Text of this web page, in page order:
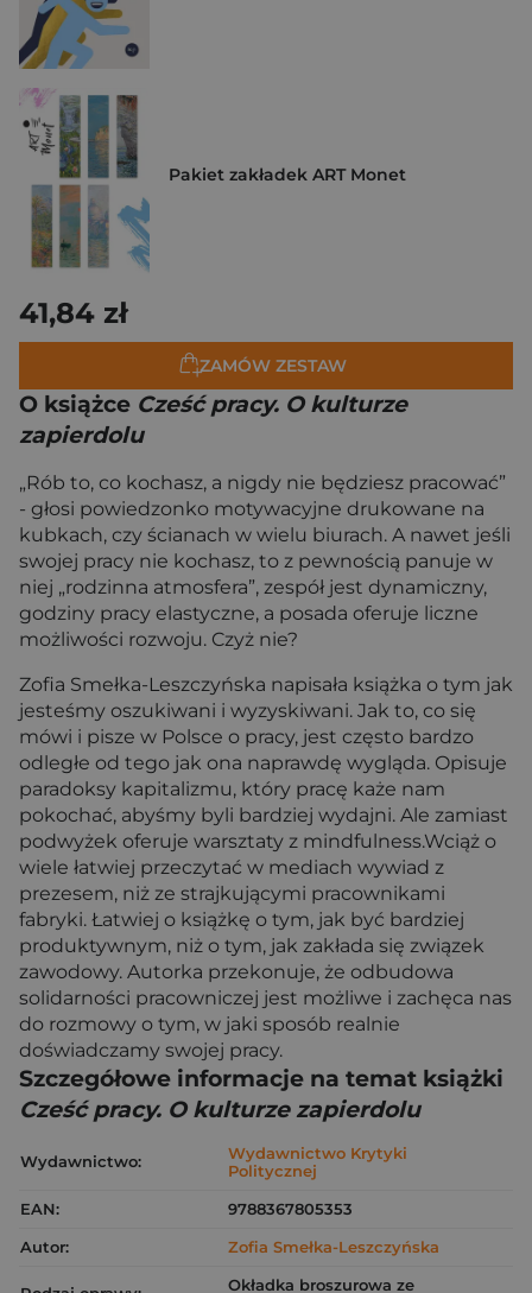
Pakiet zakładek ART Monet
41,84 zł
ZAMÓW ZESTAW
O książce Cześć pracy. O kulturze
zapierdolu
„Rób to, co kochasz, a nigdy nie będziesz pracować”
- głosi powiedzonko motywacyjne drukowane na
kubkach, czy ścianach w wielu biurach. A nawet jeśli
swojej pracy nie kochasz, to z pewnością panuje w
niej „rodzinna atmosfera”, zespół jest dynamiczny,
godziny pracy elastyczne, a posada oferuje liczne
możliwości rozwoju. Czyż nie?
Zofia Smełka-Leszczyńska napisała książka o tym jak
jesteśmy oszukiwani i wyzyskiwani. Jak to, co się
mówi i pisze w Polsce o pracy, jest często bardzo
odległe od tego jak ona naprawdę wygląda. Opisuje
paradoksy kapitalizmu, który pracę każe nam
pokochać, abyśmy byli bardziej wydajni. Ale zamiast
podwyżek oferuje warsztaty z mindfulness.Wciąż o
wiele łatwiej przeczytać w mediach wywiad z
prezesem, niż ze strajkującymi pracownikami
fabryki. Łatwiej o książkę o tym, jak być bardziej
produktywnym, niż o tym, jak zakłada się związek
zawodowy. Autorka przekonuje, że odbudowa
solidarności pracowniczej jest możliwe i zachęca nas
do rozmowy o tym, w jaki sposób realnie
doświadczamy swojej pracy.
Szczegółowe informacje na temat książki
Cześć pracy. O kulturze zapierdolu
Wydawnictwo:
Wydawnictwo Krytyki
Politycznej
EAN:
9788367805353
Autor:
Zofia Smełka-Leszczyńska
Okładka broszurowa ze